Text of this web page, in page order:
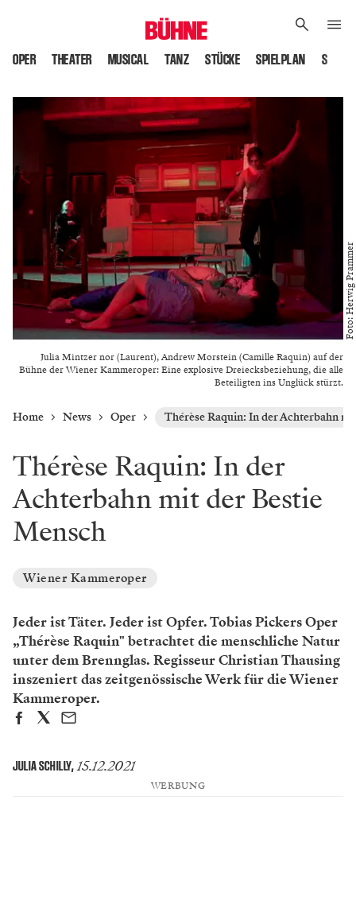
OPER THEATER MUSICAL TANZ STÜCKE SPIELPLAN
Julia Mintzer nor (Laurent), Andrew Morstein (Camille Raquin) auf der
Bühne der Wiener Kammeroper: Eine explosive Dreiecksbeziehung, die alle
Beteiligten ins Unglück stürzt.
Foto: Herwig Prammer
Home News Oper Thérèse Raquin: In der Achterbahn
Thérèse Raquin: In der
Achterbahn mit der Bestie
Mensch
Wiener Kammeroper
Jeder ist Täter. Jeder ist Opfer. Tobias Pickers Oper
„Thérèse Raquin" betrachtet die menschliche Natur
unter dem Brennglas. Regisseur Christian Thausing
inszeniert das zeitgenössische Werk für die Wiener
Kammeroper.
JULIA SCHILLY, 15.12.2021
WERBUNG